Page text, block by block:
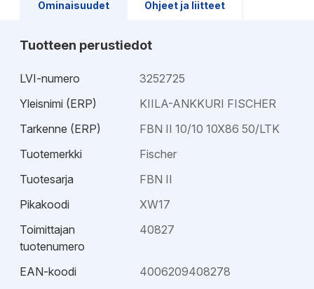
ankkurointisyvyyksille, esim. pienille kuormille tai jos
asennuksen edistymisen valvontaan, koska se
ilmaisee asennussyvyyden. CE/ETA hyväksytty.
Ominaisuudet Ohjeet ja liitteet
Tuotteen perustiedot
LVI-numero
3252725
Yleisnimi (ERP)
KIILA-ANKKURI FISCHER
Tarkenne (ERP)
FBN II 10/10 10X86 50/LTK
Tuotemerkki
Fischer
Tuotesarja
FBN II
Pikakoodi
XW17
Toimittajan
tuotenumero
40827
EAN-koodi
4006209408278